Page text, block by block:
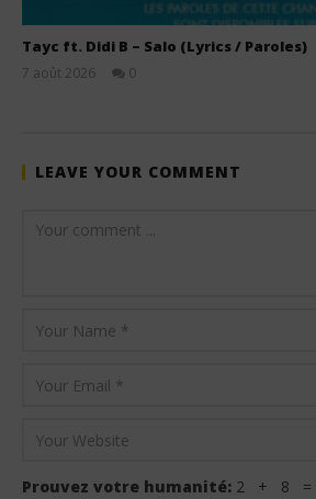
Tayc ft. Didi B – Salo (Lyrics / Paroles)
7 août 2026
0
LEAVE YOUR COMMENT
Prouvez votre humanité: 2 + 8 =